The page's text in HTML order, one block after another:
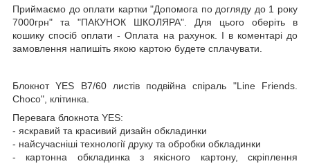
Приймаємо до оплати картки "Допомога по догляду до 1 року
7000грн" та "ПАКУНОК ШКОЛЯРА". Для цього оберіть в
кошику спосіб оплати - Оплата на рахунок. І в коментарі до
замовлення напишіть якою картою будете сплачувати.
Блокнот YES В7/60 листів подвійна спіраль "Line Friends.
Choco", клітинка.
Перевага блокнота YES:
- яскравий та красивий дизайн обкладинки
- найсучасніші технології друку та обробки обкладинки
- картонна обкладинка з якісного картону, скріплення